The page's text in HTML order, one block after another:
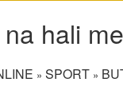
hali
» SPORT »